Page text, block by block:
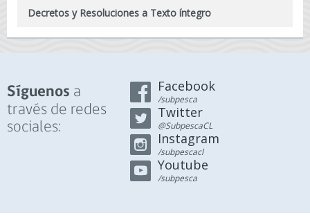
Decretos y Resoluciones a Texto íntegro
Síguenos a
través de redes
sociales:
Facebook
/subpesca
Twitter
@SubpescaCL
Instagram
/subpescacl
Youtube
/subpesca